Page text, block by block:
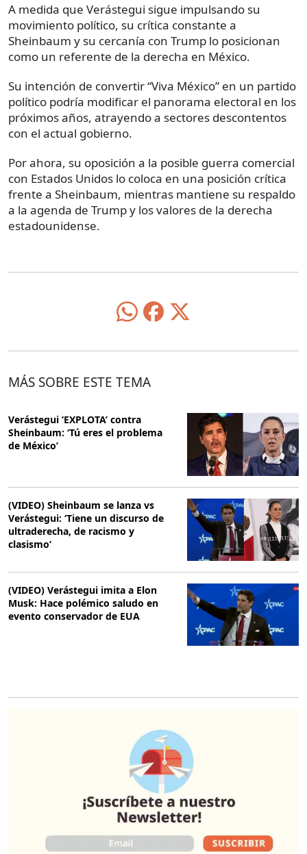
A medida que Verástegui sigue impulsando su
movimiento político, su crítica constante a
Sheinbaum y su cercanía con Trump lo posicionan
como un referente de la derecha en México.
Su intención de convertir “Viva México” en un partido
político podría modificar el panorama electoral en los
próximos años, atrayendo a sectores descontentos
con el actual gobierno.
Por ahora, su oposición a la posible guerra comercial
con Estados Unidos lo coloca en una posición crítica
frente a Sheinbaum, mientras mantiene su respaldo
a la agenda de Trump y los valores de la derecha
estadounidense.
MÁS SOBRE ESTE TEMA
Verástegui ‘EXPLOTA’ contra
Sheinbaum: ‘Tú eres el problema
de México’
(VIDEO) Sheinbaum se lanza vs
Verástegui: ‘Tiene un discurso de
ultraderecha, de racismo y
clasismo’
(VIDEO) Verástegui imita a Elon
Musk: Hace polémico saludo en
evento conservador de EUA